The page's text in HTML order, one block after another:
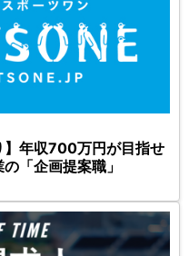
】年収700万円が目指せ
「企画提案職」